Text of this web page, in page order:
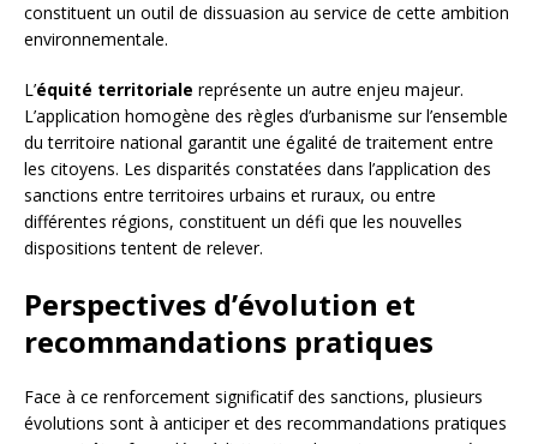
constituent un outil de dissuasion au service de cette ambition
environnementale.
L’équité territoriale représente un autre enjeu majeur.
L’application homogène des règles d’urbanisme sur l’ensemble
du territoire national garantit une égalité de traitement entre
les citoyens. Les disparités constatées dans l’application des
sanctions entre territoires urbains et ruraux, ou entre
différentes régions, constituent un défi que les nouvelles
dispositions tentent de relever.
Perspectives d’évolution et
recommandations pratiques
Face à ce renforcement significatif des sanctions, plusieurs
évolutions sont à anticiper et des recommandations pratiques